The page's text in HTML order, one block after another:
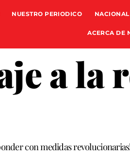
NUESTRO PERIODICO NACIONAL
ACERCA DE
a la
con medidas